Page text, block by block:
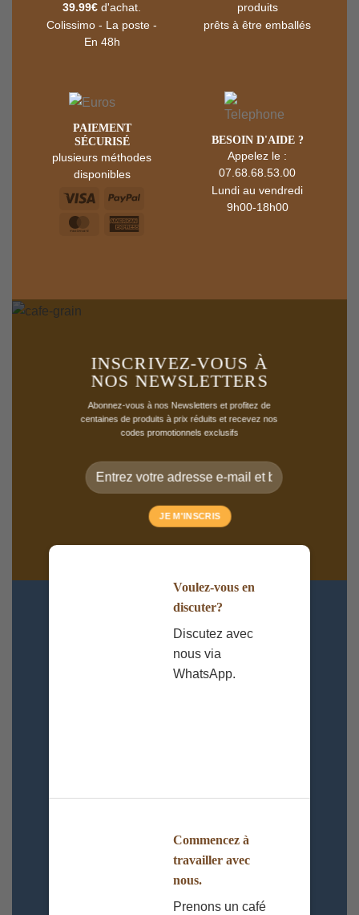
39.99€ d'achat.
Colissimo - La poste -
En 48h
produits
prêts à être emballés
‎PAIEMENT
SÉCURISÉ
plusieurs méthodes
disponibles
BESOIN D'AIDE ?
Appelez le :
07.68.68.53.00
Lundi au vendredi
9h00-18h00
INSCRIVEZ-VOUS À
NOS NEWSLETTERS
Abonnez-vous à nos Newsletters et profitez de
centaines de produits à prix réduits et recevez nos
codes promotionnels exclusifs
Voulez-vous en
discuter?
Discutez avec
nous via
WhatsApp.
Commencez à
travailler avec
nous.
Prenons un café